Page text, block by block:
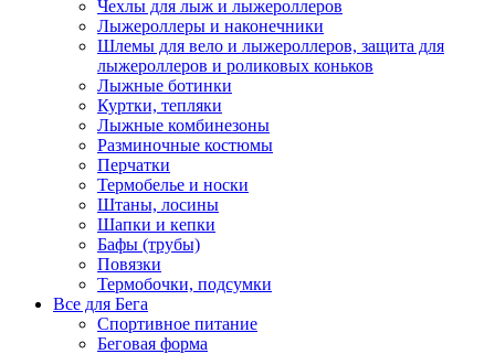
Чехлы для лыж и лыжероллеров
Лыжероллеры и наконечники
Шлемы для вело и лыжероллеров, защита для
лыжероллеров и роликовых коньков
Лыжные ботинки
Куртки, тепляки
Лыжные комбинезоны
Разминочные костюмы
Перчатки
Термобелье и носки
Штаны, лосины
Шапки и кепки
Бафы (трубы)
Повязки
Термобочки, подсумки
Все для Бега
Спортивное питание
Беговая форма